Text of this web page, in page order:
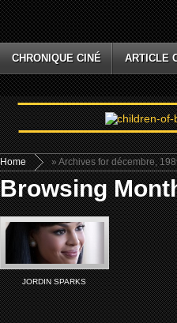
CHRONIQUE CINÉ ARTICLE
Home » Archives for décembre,
Browsing
JORDIN SPARKS